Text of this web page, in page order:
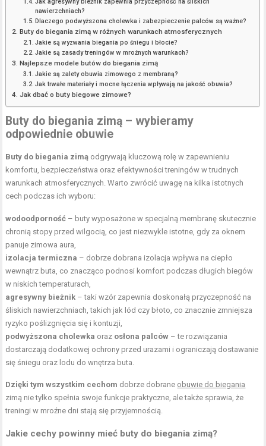
Jak agresywny bieżnik zapewnia przyczepność na śliskich
nawierzchniach?
Dlaczego podwyższona cholewka i zabezpieczenie palców są ważne?
Buty do biegania zimą w różnych warunkach atmosferycznych
Jakie są wyzwania biegania po śniegu i błocie?
Jakie są zasady treningów w mroźnych warunkach?
Najlepsze modele butów do biegania zimą
Jakie są zalety obuwia zimowego z membraną?
Jak trwałe materiały i mocne łączenia wpływają na jakość obuwia?
Jak dbać o buty biegowe zimowe?
Buty do biegania zimą – wybieramy
odpowiednie obuwie
Buty do biegania zimą odgrywają kluczową rolę w zapewnieniu
komfortu, bezpieczeństwa oraz efektywności treningów w trudnych
warunkach atmosferycznych. Warto zwrócić uwagę na kilka istotnych
cech podczas ich wyboru:
wodoodporność – buty wyposażone w specjalną membranę skutecznie
chronią stopy przed wilgocią, co jest niezwykle istotne, gdy za oknem
panuje zimowa aura,
izolacja termiczna – dobrze dobrana izolacja wpływa na ciepło
wewnątrz buta, co znacząco podnosi komfort podczas długich biegów
w niskich temperaturach,
agresywny bieżnik – taki wzór zapewnia doskonałą przyczepność na
śliskich nawierzchniach, takich jak lód czy błoto, co znacznie zmniejsza
ryzyko poślizgnięcia się i kontuzji,
podwyższona cholewka oraz osłona palców – te rozwiązania
dostarczają dodatkowej ochrony przed urazami i ograniczają dostawanie
się śniegu oraz lodu do wnętrza buta.
Dzięki tym wszystkim cechom dobrze dobrane obuwie do biegania
zimą nie tylko spełnia swoje funkcje praktyczne, ale także sprawia, że
treningi w mroźne dni stają się przyjemnością.
Jakie cechy powinny mieć buty do biegania zimą?